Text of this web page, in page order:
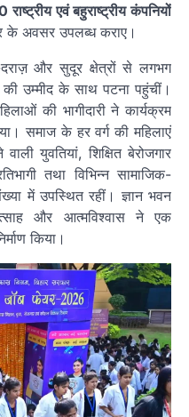
राष्ट्रीय एवं बहुराष्ट्रीय कंपनियों
के अवसर उपलब्ध कराए।
और सुदूर क्षेत्रों से लगभग
उम्मीद के साथ पटना पहुंचीं।
की भागीदारी ने कार्यक्रम
समाज के हर वर्ग की महिलाएं
युवतियां, शिक्षित बेरोजगार
तथा विभिन्न सामाजिक-
में उपस्थित रहीं। ज्ञान भवन
और आत्मविश्वास ने एक
किया।